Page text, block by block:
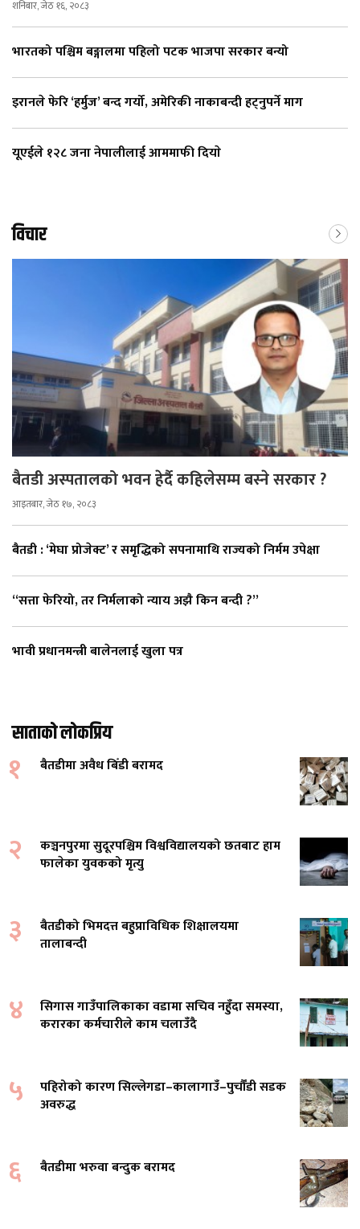
शनिबार, जेठ १६, २०८३
भारतको पश्चिम बङ्गालमा पहिलो पटक भाजपा सरकार बन्यो
इरानले फेरि ‘हर्मुज’ बन्द गर्यो, अमेरिकी नाकाबन्दी हट्नुपर्ने माग
यूएईले १२८ जना नेपालीलाई आममाफी दियाे
विचार
बैतडी अस्पतालको भवन हेर्दै कहिलेसम्म बस्ने सरकार ?
आइतबार, जेठ १७, २०८३
बैतडी : ‘मेघा प्रोजेक्ट’ र समृद्धिको सपनामाथि राज्यको निर्मम उपेक्षा
“सत्ता फेरियो, तर निर्मलाको न्याय अझै किन बन्दी ?”
भावी प्रधानमन्त्री बालेनलाई खुला पत्र
साताको लोकप्रिय
१ बैतडीमा अवैध बिँडी बरामद
२
कञ्चनपुरमा सुदूरपश्चिम विश्वविद्यालयको छतबाट हाम
फालेका युवकको मृत्यु
३
बैतडीको भिमदत्त बहुप्राविधिक शिक्षालयमा
तालाबन्दी
४
सिगास गाउँपालिकाका वडामा सचिव नहुँदा समस्या,
करारका कर्मचारीले काम चलाउँदै
५
पहिरोको कारण सिल्लेगडा–कालागाउँ–पुर्चौंडी सडक
अवरुद्ध
६ बैतडीमा भरुवा बन्दुक बरामद